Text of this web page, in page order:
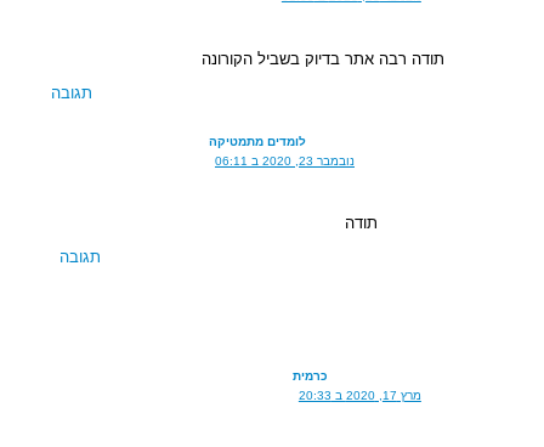
תודה רבה אתר בדיוק בשביל הקורונה
תגובה
לומדים מתמטיקה
נובמבר 23, 2020 ב 06:11
תודה
תגובה
כרמית
מרץ 17, 2020 ב 20:33